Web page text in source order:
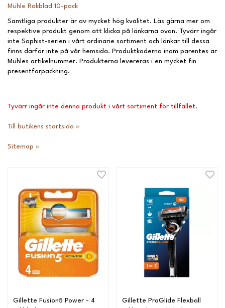
Mühle Rakblad 10-pack
Samtliga produkter är av mycket hög kvalitet. Läs gärna mer om
respektive produkt genom att klicka på länkarna ovan. Tyvärr ingår
inte Sophist-serien i vårt ordinarie sortiment och länkar till dessa
finns därför inte på vår hemsida. Produktkoderna inom parentes är
Mühles artikelnummer. Produkterna levereras i en mycket fin
presentförpackning.
Tyvärr ingår inte denna produkt i vårt sortiment för tillfället.
Till butikens startsida »
Sitemap »
Gillette Fusion5 Power - 4
Gillette ProGlide Flexball